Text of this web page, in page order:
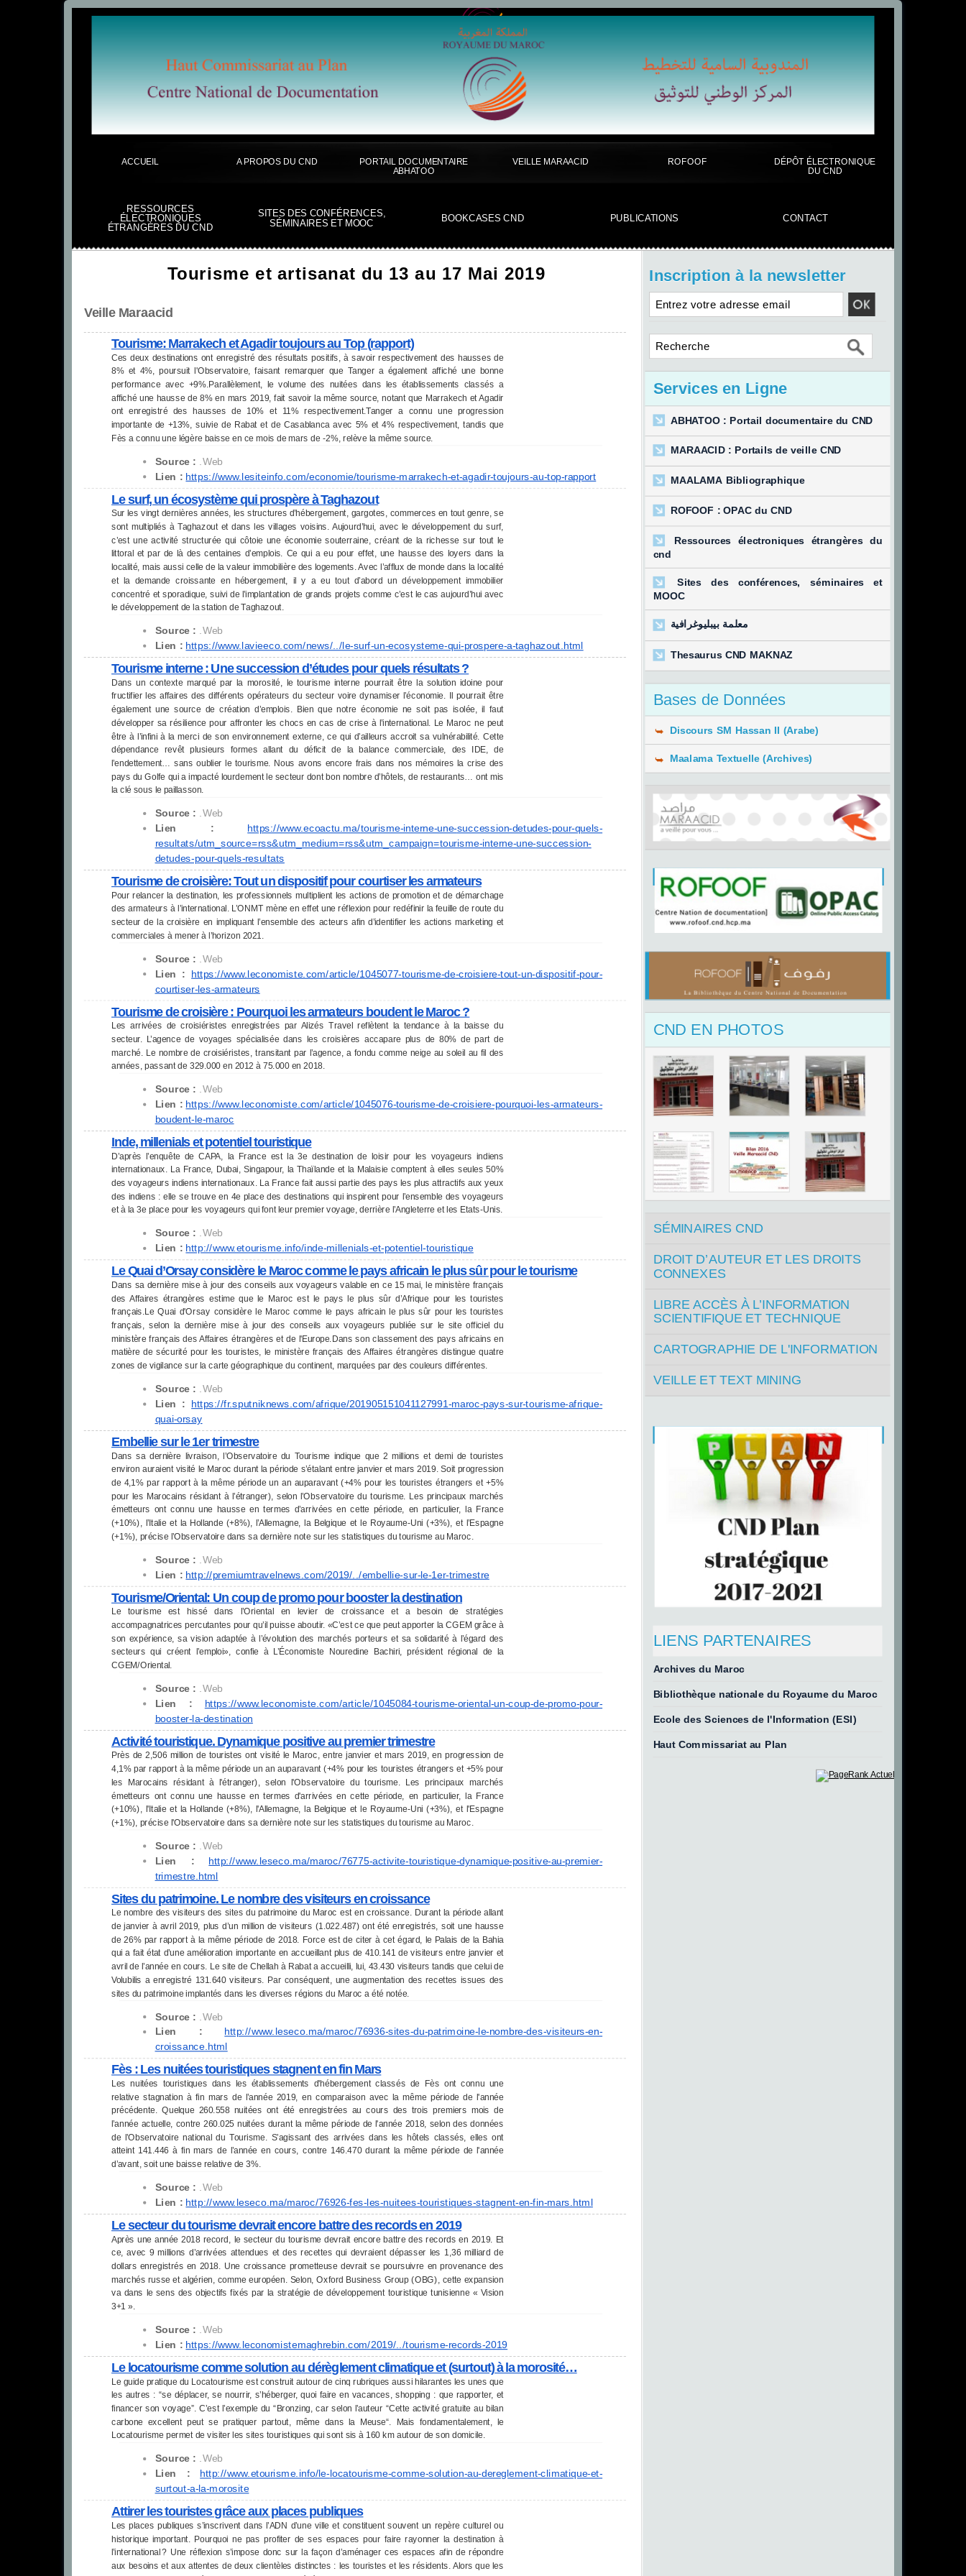
ACCUEIL A PROPOS DU CND PORTAIL DOCUMENTAIRE
ABHATOO
VEILLE MARAACID ROFOOF DÉPÔT ÉLECTRONIQUE
DU CND
RESSOURCES
ÉLECTRONIQUES
ÉTRANGÈRES DU CND
SITES DES CONFÉRENCES,
SÉMINAIRES ET MOOC
BOOKCASES CND PUBLICATIONS CONTACT
Tourisme et artisanat du 13 au 17 Mai 2019
Veille Maraacid
Tourisme: Marrakech et Agadir toujours au Top (rapport)
Ces deux destinations ont enregistré des résultats positifs, à savoir respectivement des hausses de
8% et 4%, poursuit l'Observatoire, faisant remarquer que Tanger a également affiché une bonne
performance avec +9%.Parallèlement, le volume des nuitées dans les établissements classés a
affiché une hausse de 8% en mars 2019, fait savoir la même source, notant que Marrakech et Agadir
ont enregistré des hausses de 10% et 11% respectivement.Tanger a connu une progression
importante de +13%, suivie de Rabat et de Casablanca avec 5% et 4% respectivement, tandis que
Fès a connu une légère baisse en ce mois de mars de -2%, relève la même source.
Source :
.Web
Lien : https://www.lesiteinfo.com/economie/tourisme-marrakech-et-agadir-toujours-au-top-rapport
Le surf, un écosystème qui prospère à Taghazout
Sur les vingt dernières années, les structures d’hébergement, gargotes, commerces en tout genre, se
sont multipliés à Taghazout et dans les villages voisins. Aujourd’hui, avec le développement du surf,
c’est une activité structurée qui côtoie une économie souterraine, créant de la richesse sur tout le
littoral et par de là des centaines d’emplois. Ce qui a eu pour effet, une hausse des loyers dans la
localité, mais aussi celle de la valeur immobilière des logements. Avec l’afflux de monde dans la localité
et la demande croissante en hébergement, il y a eu tout d’abord un développement immobilier
concentré et sporadique, suivi de l’implantation de grands projets comme c’est le cas aujourd’hui avec
le développement de la station de Taghazout.
Source : .Web
Lien : https://www.lavieeco.com/news/../le-surf-un-ecosysteme-qui-prospere-a-taghazout.html
Tourisme interne : Une succession d’études pour quels résultats ?
Dans un contexte marqué par la morosité, le tourisme interne pourrait être la solution idoine pour
fructifier les affaires des différents opérateurs du secteur voire dynamiser l’économie. Il pourrait être
également une source de création d’emplois. Bien que notre économie ne soit pas isolée, il faut
développer sa résilience pour affronter les chocs en cas de crise à l’international. Le Maroc ne peut
être à l’infini à la merci de son environnement externe, ce qui d’ailleurs accroit sa vulnérabilité. Cette
dépendance revêt plusieurs formes allant du déficit de la balance commerciale, des IDE, de
l’endettement… sans oublier le tourisme. Nous avons encore frais dans nos mémoires la crise des
pays du Golfe qui a impacté lourdement le secteur dont bon nombre d’hôtels, de restaurants… ont mis
la clé sous le paillasson.
Source : .Web
Lien : https://www.ecoactu.ma/tourisme-interne-une-succession-detudes-pour-quels-
resultats/utm_source=rss&utm_ medium=rss&utm_campaign=tourisme-interne-une-succession-
detudes-pour-quels-resultats
Tourisme de croisière: Tout un dispositif pour courtiser les armateurs
Pour relancer la destination, les professionnels multiplient les actions de promotion et de démarchage
des armateurs à l’international. L’ONMT mène en effet une réflexion pour redéfinir la feuille de route du
secteur de la croisière en impliquant l’ensemble des acteurs afin d’identifier les actions marketing et
commerciales à mener à l’horizon 2021.
Source :
.Web
Lien : https://www.leconomiste.com/article/1045077-tourisme-de-croisiere-tout-un-dispositif-pour-
courtiser-les-armateurs
Tourisme de croisière : Pourquoi les armateurs boudent le Maroc ?
Les arrivées de croisiéristes enregistrées par Alizés Travel reflètent la tendance à la baisse du
secteur. L’agence de voyages spécialisée dans les croisières accapare plus de 80% de part de
marché. Le nombre de croisiéristes, transitant par l’agence, a fondu comme neige au soleil au fil des
années, passant de 329.000 en 2012 à 75.000 en 2018.
Source : .Web
Lien : https://www.leconomiste.com/article/1045076-tourisme-de-croisiere-pourquoi-les-armateurs-
boudent-le-maroc
Inde, millenials et potentiel touristique
D’après l’enquête de CAPA, la France est la 3e destination de loisir pour les voyageurs indiens
internationaux. La France, Dubai, Singapour, la Thaïlande et la Malaisie comptent à elles seules 50%
des voyageurs indiens internationaux. La France fait aussi partie des pays les plus attractifs aux yeux
des indiens : elle se trouve en 4e place des destinations qui inspirent pour l’ensemble des voyageurs
et à la 3e place pour les voyageurs qui font leur premier voyage, derrière l’Angleterre et les Etats-Unis.
Source : .Web
Lien : http://www.etourisme.info/inde-millenials-et-potentiel-touristique
Le Quai d’Orsay considère le Maroc comme le pays africain le plus sûr pour le tourisme
Dans sa dernière mise à jour des conseils aux voyageurs valable en ce 15 mai, le ministère français
des Affaires étrangères estime que le Maroc est le pays le plus sûr d’Afrique pour les touristes
français.Le Quai d'Orsay considère le Maroc comme le pays africain le plus sûr pour les touristes
français, selon la dernière mise à jour des conseils aux voyageurs publiée sur le site officiel du
ministère français des Affaires étrangères et de l'Europe.Dans son classement des pays africains en
matière de sécurité pour les touristes, le ministère français des Affaires étrangères distingue quatre
zones de vigilance sur la carte géographique du continent, marquées par des couleurs différentes.
Source : .Web
Lien : https://fr.sputniknews.com/afrique/201905151041127991-maroc-pays-sur-tourisme-afrique-
quai-orsay
Embellie sur le 1er trimestre
Dans sa dernière livraison, l’Observatoire du Tourisme indique que 2 millions et demi de touristes
environ auraient visité le Maroc durant la période s’étalant entre janvier et mars 2019. Soit progression
de 4,1% par rapport à la même période un an auparavant (+4% pour les touristes étrangers et +5%
pour les Marocains résidant à l’étranger), selon l’Observatoire du tourisme. Les principaux marchés
émetteurs ont connu une hausse en termes d’arrivées en cette période, en particulier, la France
(+10%), l’Italie et la Hollande (+8%), l’Allemagne, la Belgique et le Royaume-Uni (+3%), et l’Espagne
(+1%), précise l’Observatoire dans sa dernière note sur les statistiques du tourisme au Maroc.
Source :
.Web
Lien : http://premiumtravelnews.com/2019/../embellie-sur-le-1er-trimestre
Tourisme/Oriental: Un coup de promo pour booster la destination
Le tourisme est hissé dans l’Oriental en levier de croissance et a besoin de stratégies
accompagnatrices percutantes pour qu’il puisse aboutir. «C’est ce que peut apporter la CGEM grâce à
son expérience, sa vision adaptée à l’évolution des marchés porteurs et sa solidarité à l’égard des
secteurs qui créent l’emploi», confie à L’Économiste Nouredine Bachiri, président régional de la
CGEM/Oriental.
Source : .Web
Lien : https://www.leconomiste.com/article/1045084-tourisme-oriental-un-coup-de-promo-pour-
booster-la-destination
Activité touristique. Dynamique positive au premier trimestre
Près de 2,506 million de touristes ont visité le Maroc, entre janvier et mars 2019, en progression de
4,1% par rapport à la même période un an auparavant (+4% pour les touristes étrangers et +5% pour
les Marocains résidant à l'étranger), selon l'Observatoire du tourisme. Les principaux marchés
émetteurs ont connu une hausse en termes d'arrivées en cette période, en particulier, la France
(+10%), l'Italie et la Hollande (+8%), l'Allemagne, la Belgique et le Royaume-Uni (+3%), et l'Espagne
(+1%), précise l'Observatoire dans sa dernière note sur les statistiques du tourisme au Maroc.
Source : .Web
Lien : http://www.leseco.ma/maroc/76775-activite-touristique-dynamique-positive-au-premier-
trimestre.html
Sites du patrimoine. Le nombre des visiteurs en croissance
Le nombre des visiteurs des sites du patrimoine du Maroc est en croissance. Durant la période allant
de janvier à avril 2019, plus d’un million de visiteurs (1.022.487) ont été enregistrés, soit une hausse
de 26% par rapport à la même période de 2018. Force est de citer à cet égard, le Palais de la Bahia
qui a fait état d’une amélioration importante en accueillant plus de 410.141 de visiteurs entre janvier et
avril de l’année en cours. Le site de Chellah à Rabat a accueilli, lui, 43.430 visiteurs tandis que celui de
Volubilis a enregistré 131.640 visiteurs. Par conséquent, une augmentation des recettes issues des
sites du patrimoine implantés dans les diverses régions du Maroc a été notée.
Source :
.Web
Lien : http://www.leseco.ma/maroc/76936-sites-du-patrimoine-le-nombre-des-visiteurs-en-
croissance.html
Fès : Les nuitées touristiques stagnent en fin Mars
Les nuitées touristiques dans les établissements d'hébergement classés de Fès ont connu une
relative stagnation à fin mars de l’année 2019, en comparaison avec la même période de l'année
précédente. Quelque 260.558 nuitées ont été enregistrées au cours des trois premiers mois de
l’année actuelle, contre 260.025 nuitées durant la même période de l'année 2018, selon des données
de l’Observatoire national du Tourisme. S’agissant des arrivées dans les hôtels classés, elles ont
atteint 141.446 à fin mars de l’année en cours, contre 146.470 durant la même période de l'année
d’avant, soit une baisse relative de 3%.
Source : .Web
Lien : http://www.leseco.ma/maroc/76926-fes-les-nuitees-touristiques-stagnent-en-fin-mars.html
Le secteur du tourisme devrait encore battre des records en 2019
Après une année 2018 record, le secteur du tourisme devrait encore battre des records en 2019. Et
ce, avec 9 millions d’arrivées attendues et des recettes qui devraient dépasser les 1,36 milliard de
dollars enregistrés en 2018. Une croissance prometteuse devrait se poursuivre en provenance des
marchés russe et algérien, comme européen. Selon, Oxford Business Group (OBG), cette expansion
va dans le sens des objectifs fixés par la stratégie de développement touristique tunisienne « Vision
3+1 ».
Source : .Web
Lien : https://www.leconomistemaghrebin.com/2019/../tourisme-records-2019
Le locatourisme comme solution au dérèglement climatique et (surtout) à la morosité…
Le guide pratique du Locatourisme est construit autour de cinq rubriques aussi hilarantes les unes que
les autres : “se déplacer, se nourrir, s’héberger, quoi faire en vacances, shopping : que rapporter, et
financer son voyage”. C’est l’exemple du “Bronzing, car selon l’auteur “Cette activité gratuite au bilan
carbone excellent peut se pratiquer partout, même dans la Meuse“. Mais fondamentalement, le
Locatourisme permet de visiter les sites touristiques qui sont sis à 160 km autour de son domicile.
Source : .Web
Lien : http://www.etourisme.info/le-locatourisme-comme-solution-au-dereglement-climatique-et-
surtout-a-la-morosite
Attirer les touristes grâce aux places publiques
Les places publiques s’inscrivent dans l’ADN d’une ville et constituent souvent un repère culturel ou
historique important. Pourquoi ne pas profiter de ses espaces pour faire rayonner la destination à
l’international ? Une réflexion s’impose donc sur la façon d’aménager ces espaces afin de répondre
aux besoins et aux attentes de deux clientèles distinctes : les touristes et les résidents. Alors que les
Inscription à la newsletter
Services en Ligne
ABHATOO : Portail documentaire du CND
MARAACID : Portails de veille CND
MAALAMA Bibliographique
ROFOOF : OPAC du CND
Ressources électroniques étrangères du
cnd
Sites des conférences, séminaires et
MOOC
معلمة بيبليوغرافية
Thesaurus CND MAKNAZ
Bases de Données
Discours SM Hassan II (Arabe)
Maalama Textuelle (Archives)
CND EN PHOTOS
SÉMINAIRES CND
DROIT D’AUTEUR ET LES DROITS
CONNEXES
LIBRE ACCÈS À L’INFORMATION
SCIENTIFIQUE ET TECHNIQUE
CARTOGRAPHIE DE L'INFORMATION
VEILLE ET TEXT MINING
LIENS PARTENAIRES
Archives du Maroc
Bibliothèque nationale du Royaume du Maroc
Ecole des Sciences de l'Information (ESI)
Haut Commissariat au Plan